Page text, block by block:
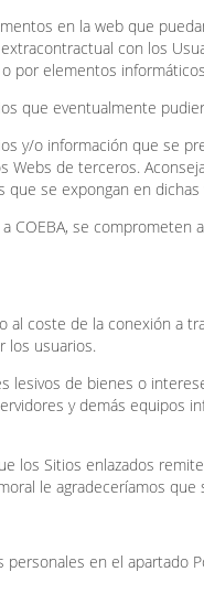
en la web que
con los
por elementos
que eventualmente
y/o información que se
de terceros.
que se expongan en dichas
se comprometen
al coste de la conexión a
los usuarios.
lesivos de bienes o
y demás equipos
los Sitios enlazados
le agradeceríamos
en el apartado